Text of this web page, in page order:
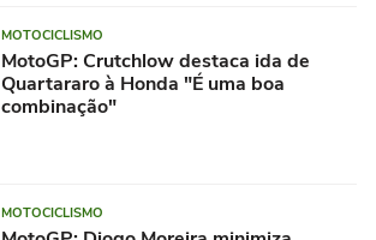
MOTOCICLISMO
MotoGP: Crutchlow destaca ida de
Quartararo à Honda "É uma boa
combinação"
MOTOCICLISMO